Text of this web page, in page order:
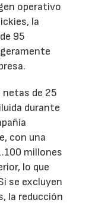
operativo
la
95
netas de 25
durante
con una
millones
lo que
se excluyen
la reducción